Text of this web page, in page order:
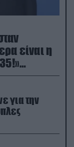
είναι η
για την